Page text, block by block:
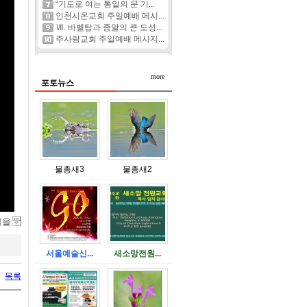
목록
“기도로 여는 통일의 문 기...
인천시온교회 주일예배 메시...
Ⅶ. 바벨탑과 종말의 큰 도성...
주사랑교회 주일예배 메시지...
포토뉴스
물총새3 물총새2
서울예술신... 새소망전원...
more